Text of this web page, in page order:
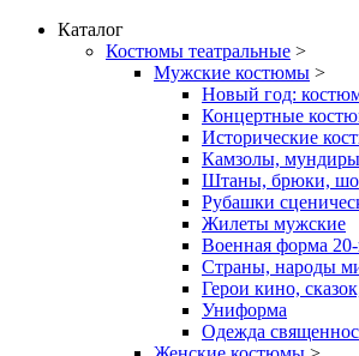
Каталог
Костюмы театральные >
Мужские костюмы >
Новый год:
Концертные
Исторические
Камзолы, мундиры
Штаны, брюки,
Рубашки
Жилеты мужские
Военная форма 20-
Страны, народы
Герои кино,
Униформа
Одежда